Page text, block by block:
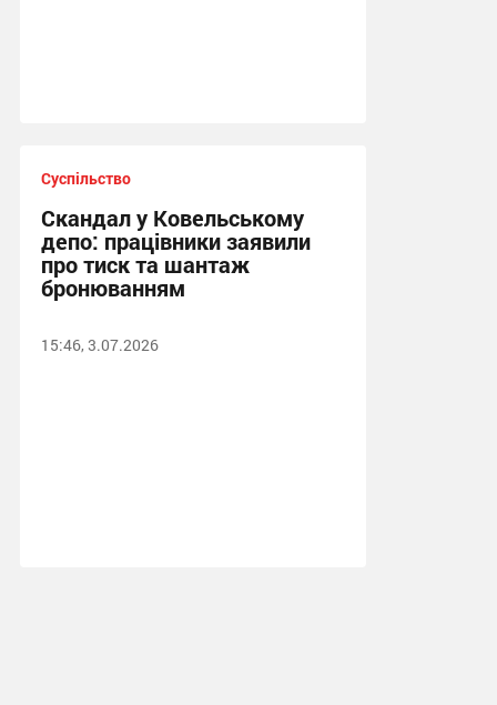
Суспільство
Скандал у Ковельському
депо: працівники заявили
про тиск та шантаж
бронюванням
15:46, 3.07.2026